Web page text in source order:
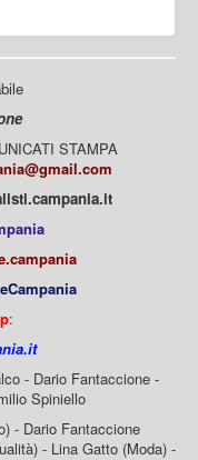
STAMPA
:
- Dario Fantaccione -
Spiniello
- Dario Fantaccione
- Lina Gatto (Moda) -